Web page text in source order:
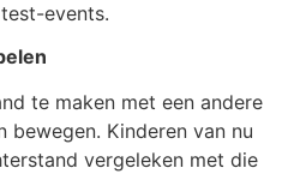
events.
te maken met een andere
Kinderen van nu
vergeleken met die